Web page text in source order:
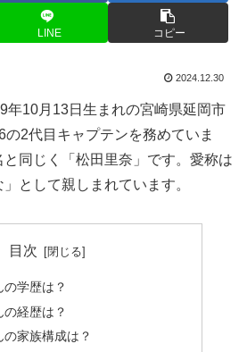
LINE コピー
2024.12.30
年10月13日生まれの宮崎県延岡市
2代目キャプテンを務めていま
同じく「松田里奈」です。愛称は
として親しまれています。
目次
学歴は？
経歴は？
家族構成は？